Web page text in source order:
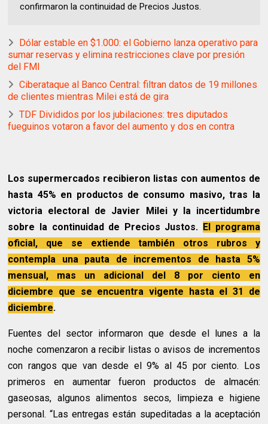
confirmaron la continuidad de Precios Justos.
Dólar estable en $1.000: el Gobierno lanza operativo para
sumar reservas y elimina restricciones clave por presión
del FMI
Ciberataque al Banco Central: filtran datos de 19 millones
de clientes mientras Milei está de gira
TDF Divididos por los jubilaciones: tres diputados
fueguinos votaron a favor del aumento y dos en contra
Los supermercados recibieron listas con aumentos de
hasta 45% en productos de consumo masivo, tras la
victoria electoral de Javier Milei y la incertidumbre
sobre la continuidad de Precios Justos. El programa
oficial, que se extiende también otros rubros y
contempla una pauta de incrementos de hasta 5%
mensual, mas un adicional del 8 por ciento en
diciembre que se encuentra vigente hasta el 31 de
diciembre.
Fuentes del sector informaron que desde el lunes a la
noche comenzaron a recibir listas o avisos de incrementos
con rangos que van desde el 9% al 45 por ciento. Los
primeros en aumentar fueron productos de almacén:
gaseosas, algunos alimentos secos, limpieza e higiene
personal. “Las entregas están supeditadas a la aceptación